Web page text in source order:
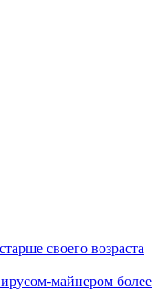
своего возраста
майнером более